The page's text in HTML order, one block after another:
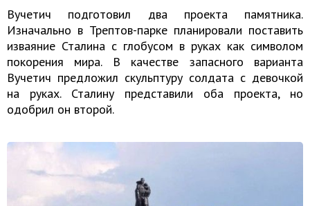
Вучетич подготовил два проекта памятника.
Изначально в Трептов-парке планировали поставить
изваяние Сталина с глобусом в руках как символом
покорения мира. В качестве запасного варианта
Вучетич предложил скульптуру солдата с девочкой
на руках. Сталину представили оба проекта, но
одобрил он второй.